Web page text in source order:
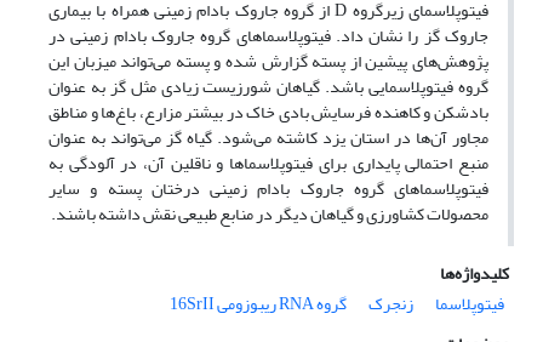
فیتوپلاسمای زیرگروه D از گروه جاروک بادام زمینی همراه با بیماری
جاروک گز را نشان داد. فیتوپلاسماهای گروه جاروک بادام زمینی در
پژوهش‌های پیشین از پسته گزارش شده‌ و پسته می‌تواند میزبان این
گروه فیتوپلاسمایی باشد. گیاهان شورزیست زیادی مثل گز به عنوان
بادشکن و کاهنده فرسایش بادی خاک در بیشتر مزارع، باغ‌ها و مناطق
مجاور آن‌ها در استان یزد کاشته می‌شود. گیاه گز می‌تواند به عنوان
منبع احتمالی پایداری برای فیتوپلاسماها و ناقلین آن، در آلودگی به
فیتوپلاسماهای گروه جاروک بادام زمینی درختان پسته و سایر
محصولات کشاورزی و گیاهان دیگر در منابع طبیعی نقش داشته باشند.
کلیدواژه‌ها
فیتوپلاسما
زنجرک
گروه RNA ریبوزومی 16SrII